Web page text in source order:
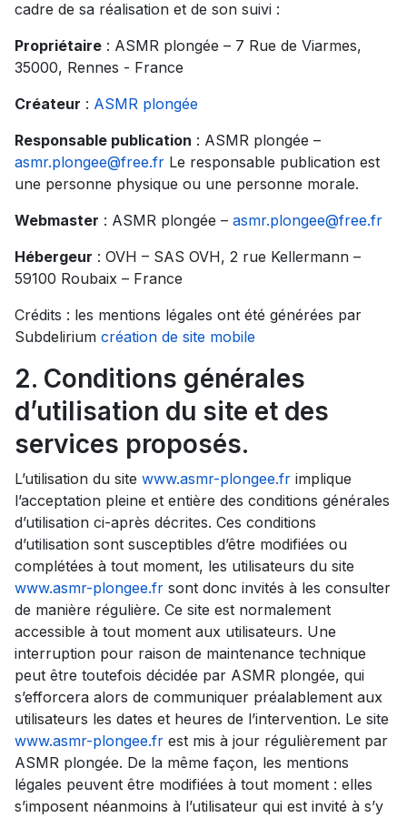
cadre de sa réalisation et de son suivi :
Propriétaire : ASMR plongée – 7 Rue de Viarmes,
35000, Rennes - France
Créateur : ASMR plongée
Responsable publication : ASMR plongée –
asmr.plongee@free.fr Le responsable publication est
une personne physique ou une personne morale.
Webmaster : ASMR plongée – asmr.plongee@free.fr
Hébergeur : OVH – SAS OVH, 2 rue Kellermann –
59100 Roubaix – France
Crédits : les mentions légales ont été générées par
Subdelirium création de site mobile
2. Conditions générales
d’utilisation du site et des
services proposés.
L’utilisation du site www.asmr-plongee.fr implique
l’acceptation pleine et entière des conditions générales
d’utilisation ci-après décrites. Ces conditions
d’utilisation sont susceptibles d’être modifiées ou
complétées à tout moment, les utilisateurs du site
www.asmr-plongee.fr sont donc invités à les consulter
de manière régulière. Ce site est normalement
accessible à tout moment aux utilisateurs. Une
interruption pour raison de maintenance technique
peut être toutefois décidée par ASMR plongée, qui
s’efforcera alors de communiquer préalablement aux
utilisateurs les dates et heures de l’intervention. Le site
www.asmr-plongee.fr est mis à jour régulièrement par
ASMR plongée. De la même façon, les mentions
légales peuvent être modifiées à tout moment : elles
s’imposent néanmoins à l’utilisateur qui est invité à s’y